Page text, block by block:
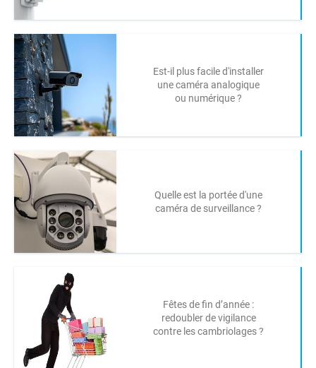
Est-il plus facile d'installer
une caméra analogique
ou numérique ?
Quelle est la portée d'une
caméra de surveillance ?
Fêtes de fin d’année :
redoubler de vigilance
contre les cambriolages ?